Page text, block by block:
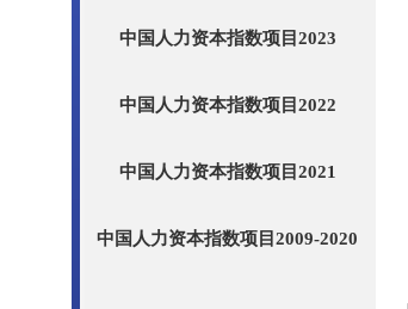
中国人力资本指数项目2023
中国人力资本指数项目2022
中国人力资本指数项目2021
中国人力资本指数项目2009-2020